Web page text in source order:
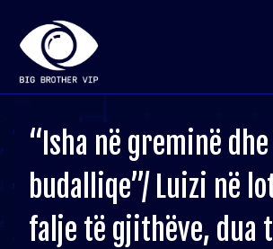
“Isha në greminë
budalliqe”/ Luizi në
falje të gjithëve, dua